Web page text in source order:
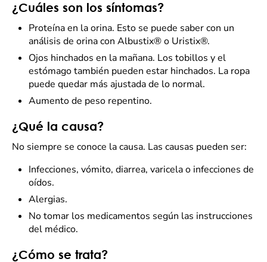
¿Cuáles son los síntomas?
Proteína en la orina. Esto se puede saber con un
análisis de orina con Albustix® o Uristix®.
Ojos hinchados en la mañana. Los tobillos y el
estómago también pueden estar hinchados. La ropa
puede quedar más ajustada de lo normal.
Aumento de peso repentino.
¿Qué la causa?
No siempre se conoce la causa. Las causas pueden ser:
Infecciones, vómito, diarrea, varicela o infecciones de
oídos.
Alergias.
No tomar los medicamentos según las instrucciones
del médico.
¿Cómo se trata?